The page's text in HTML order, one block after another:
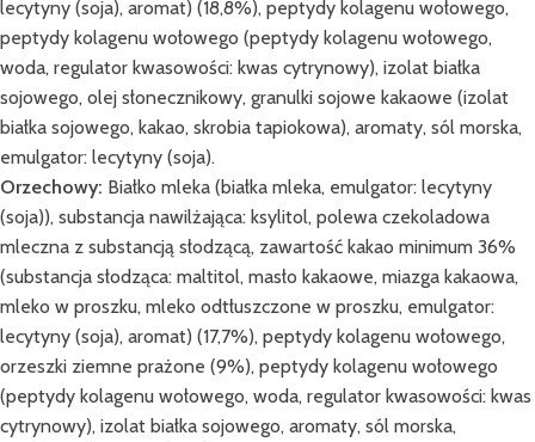
lecytyny (soja), aromat) (18,8%), peptydy kolagenu wołowego,
peptydy kolagenu wołowego (peptydy kolagenu wołowego,
woda, regulator kwasowości: kwas cytrynowy), izolat białka
sojowego, olej słonecznikowy, granulki sojowe kakaowe (izolat
białka sojowego, kakao, skrobia tapiokowa), aromaty, sól morska,
emulgator: lecytyny (soja).
Orzechowy: Białko mleka (białka mleka, emulgator: lecytyny
(soja)), substancja nawilżająca: ksylitol, polewa czekoladowa
mleczna z substancją słodzącą, zawartość kakao minimum 36%
(substancja słodząca: maltitol, masło kakaowe, miazga kakaowa,
mleko w proszku, mleko odtłuszczone w proszku, emulgator:
lecytyny (soja), aromat) (17,7%), peptydy kolagenu wołowego,
orzeszki ziemne prażone (9%), peptydy kolagenu wołowego
(peptydy kolagenu wołowego, woda, regulator kwasowości: kwas
cytrynowy), izolat białka sojowego, aromaty, sól morska,